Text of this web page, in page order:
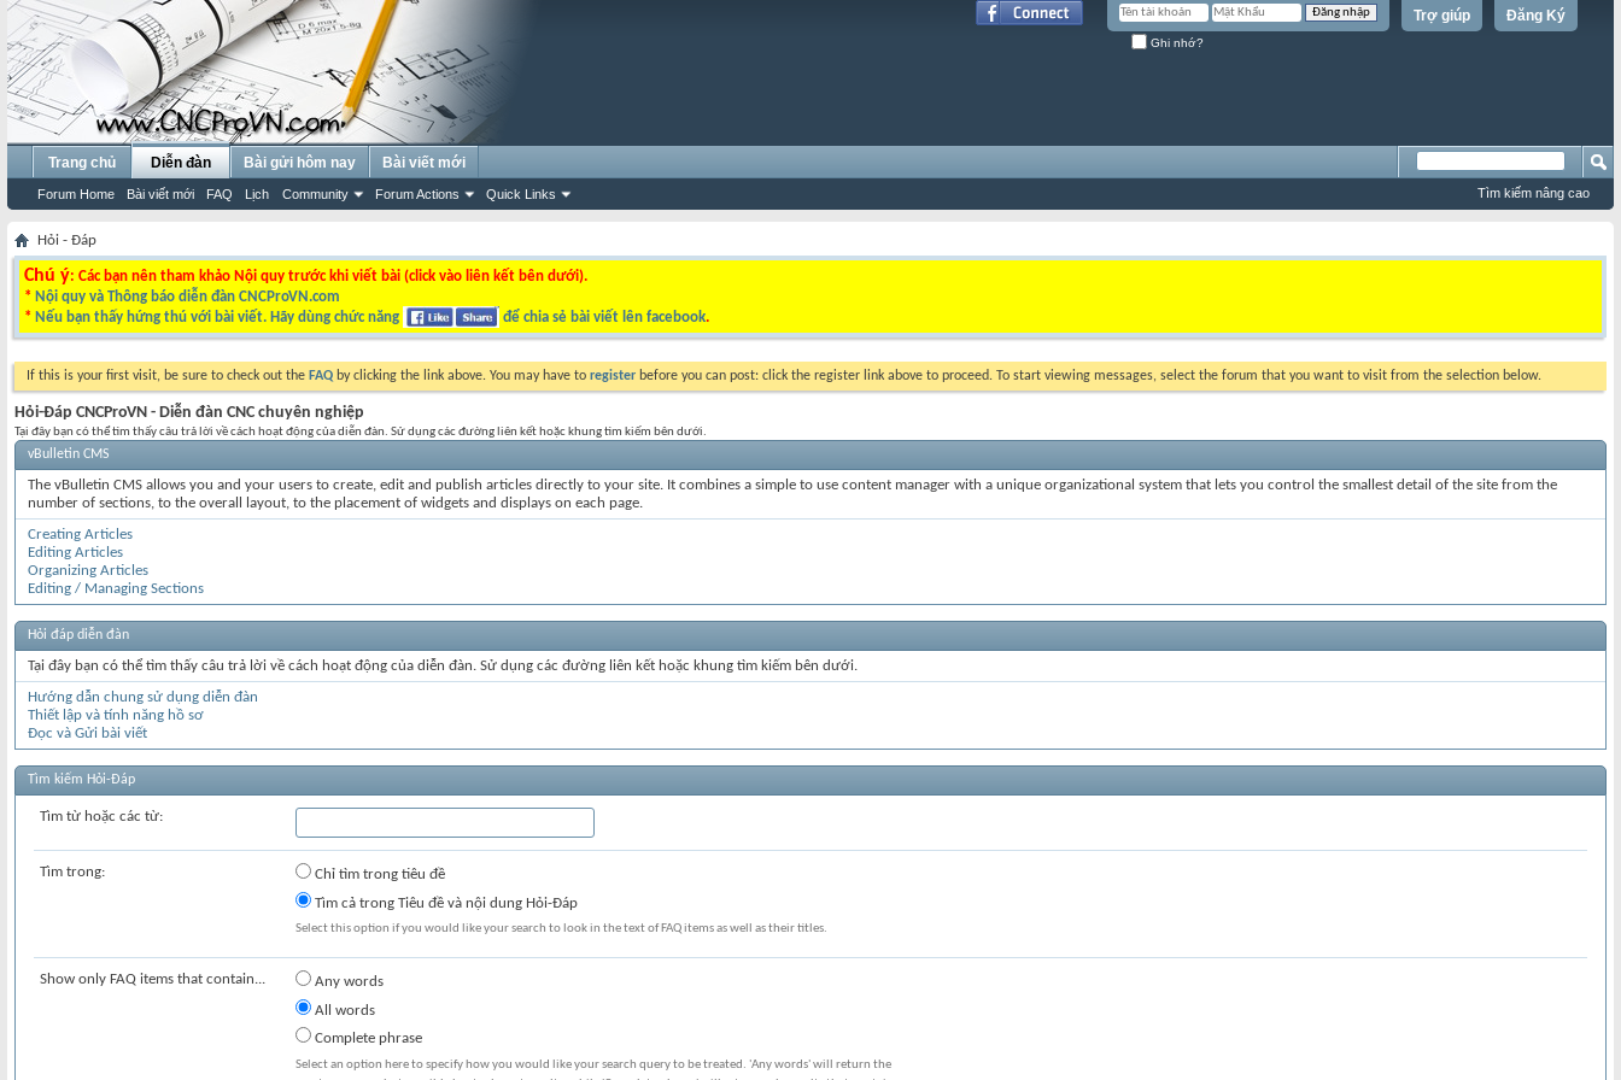
Đăng Ký
Trợ giúp
Ghi nhớ?
Trang chủ Diễn đàn
Forum Home Bài viết mới FAQ Lịch Community Forum Actions Quick Links
Bài gửi hôm nay Bài viết mới
Tìm kiếm nâng cao
Hỏi - Đáp
Chú ý: Các bạn nên tham khảo Nội quy trước khi viết bài (click vào liên kết bên dưới).
* Nội quy và Thông báo diễn đàn CNCProVN.com
* Nếu bạn thấy hứng thú với bài viết. Hãy dùng chức năng để chia sẻ bài viết lên facebook.
If this is your first visit, be sure to check out the FAQ by clicking the link above. You may have to register before you can post: click the register link above to proceed. To start viewing messages, select the forum that you want to visit from the selection below.
Hỏi-Đáp CNCProVN - Diễn đàn CNC chuyên nghiệp
Tại đây bạn có thể tìm thấy câu trả lời về cách hoạt động của diễn đàn. Sử dụng các đường liên kết hoặc khung tìm kiếm bên dưới.
vBulletin CMS
The vBulletin CMS allows you and your users to create, edit and publish articles directly to your site. It combines a simple to use content manager with a unique organizational system that lets you control the smallest detail of the site from the
number of sections, to the overall layout, to the placement of widgets and displays on each page.
Creating Articles
Editing Articles
Organizing Articles
Editing / Managing Sections
Hỏi đáp diễn đàn
Tại đây bạn có thể tìm thấy câu trả lời về cách hoạt động của diễn đàn. Sử dụng các đường liên kết hoặc khung tìm kiếm bên dưới.
Hướng dẫn chung sử dụng diễn đàn
Thiết lập và tính năng hồ sơ
Đọc và Gửi bài viết
Tìm kiếm Hỏi-Đáp
Tìm từ hoặc các từ:
Tìm trong:
Chỉ tìm trong tiêu đề
Tìm cả trong Tiêu đề và nội dung Hỏi-Đáp
Select this option if you would like your search to look in the text of FAQ items as well as their titles.
Show only FAQ items that contain...
Any words
All words
Complete phrase
Select an option here to specify how you would like your search query to be treated. 'Any words' will return the